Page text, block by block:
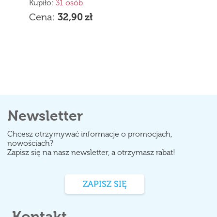
Kupiło: 31 osób
Cena: 32,90zł
Newsletter
Chcesz otrzymywać informacje o promocjach,
nowościach?
Zapisz się na nasz newsletter, a otrzymasz rabat!
ZAPISZ SIĘ